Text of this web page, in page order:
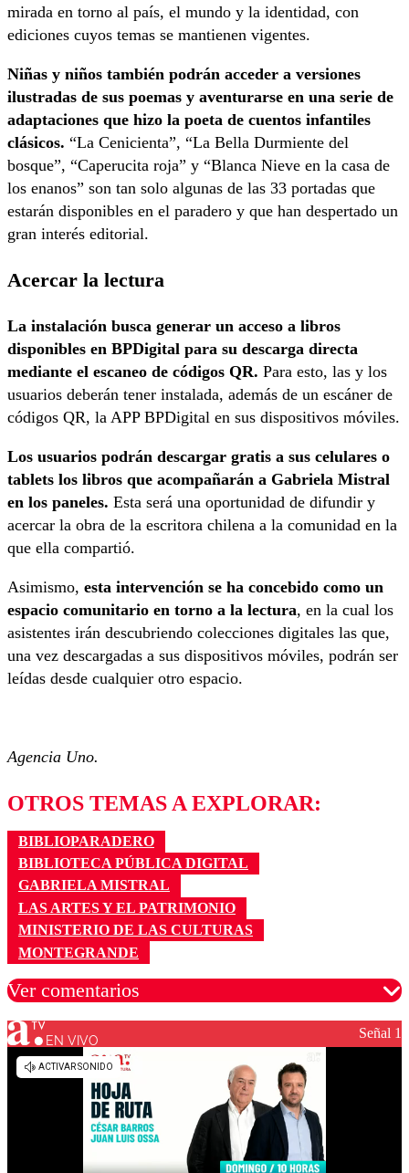
mirada en torno al país, el mundo y la identidad, con
ediciones cuyos temas se mantienen vigentes.
Niñas y niños también podrán acceder a versiones
ilustradas de sus poemas y aventurarse en una serie de
adaptaciones que hizo la poeta de cuentos infantiles
clásicos. “La Cenicienta”, “La Bella Durmiente del
bosque”, “Caperucita roja” y “Blanca Nieve en la casa de
los enanos” son tan solo algunas de las 33 portadas que
estarán disponibles en el paradero y que han despertado un
gran interés editorial.
Acercar la lectura
La instalación busca generar un acceso a libros
disponibles en BPDigital para su descarga directa
mediante el escaneo de códigos QR. Para esto, las y los
usuarios deberán tener instalada, además de un escáner de
códigos QR, la APP BPDigital en sus dispositivos móviles.
Los usuarios podrán descargar gratis a sus celulares o
tablets los libros que acompañarán a Gabriela Mistral
en los paneles. Esta será una oportunidad de difundir y
acercar la obra de la escritora chilena a la comunidad en la
que ella compartió.
Asimismo, esta intervención se ha concebido como un
espacio comunitario en torno a la lectura, en la cual los
asistentes irán descubriendo colecciones digitales las que,
una vez descargadas a sus dispositivos móviles, podrán ser
leídas desde cualquier otro espacio.
Agencia Uno.
OTROS TEMAS A EXPLORAR:
BIBLIOPARADERO
BIBLIOTECA PÚBLICA DIGITAL
GABRIELA MISTRAL
LAS ARTES Y EL PATRIMONIO
MINISTERIO DE LAS CULTURAS
MONTEGRANDE
Ver comentarios
Los comentarios son moderados para garantizar un
diálogo respetuoso.
EN VIVO Señal 1